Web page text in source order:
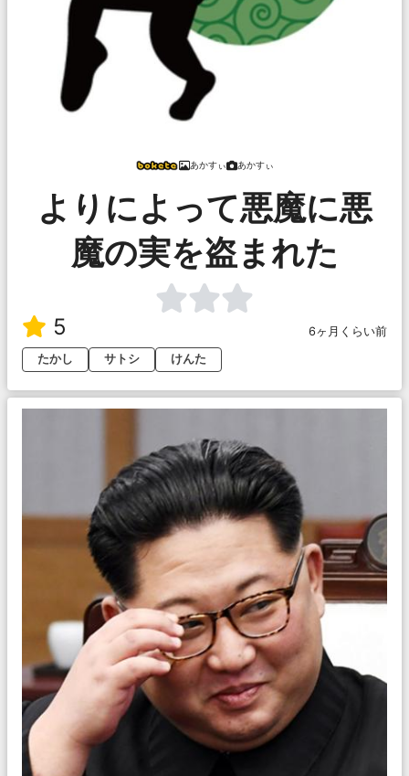
あかすぃ あかすぃ
よりによって悪魔に悪
魔の実を盗まれた
5
6ヶ月くらい前
たかし
サトシ けんた